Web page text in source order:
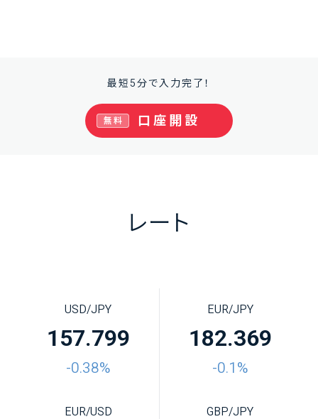
最短5分で入力完了！
口座開設
無料
レート
USD/JPY
157.799
-0.38%
EUR/JPY
182.369
-0.1%
EUR/USD GBP/JPY